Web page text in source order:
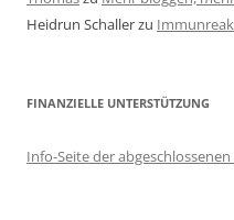
Heidrun Schallerzu
FINANZIELLE UNTERSTÜTZUNG
Info-Seite der